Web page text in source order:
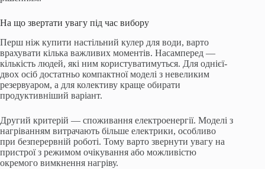
На що звертати увагу під час вибору
Перш ніж купити настільний кулер для води, варто
врахувати кілька важливих моментів. Насамперед —
кількість людей, які ним користуватимуться. Для однієї-
двох осіб достатньо компактної моделі з невеликим
резервуаром, а для колективу краще обирати
продуктивніший варіант.
Другий критерій — споживання електроенергії. Моделі з
нагріванням витрачають більше електрики, особливо
при безперервній роботі. Тому варто звернути увагу на
пристрої з режимом очікування або можливістю
окремого вимкнення нагріву.